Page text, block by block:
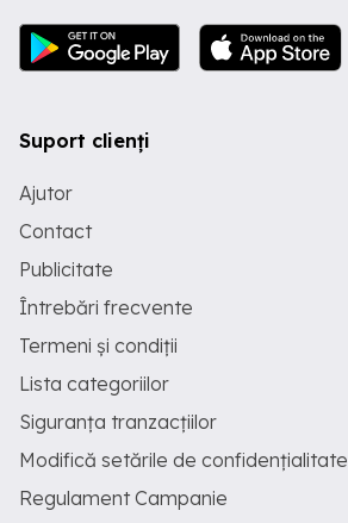
Suport clienți
Ajutor
Contact
Publicitate
Întrebări frecvente
Termeni și condiții
Lista categoriilor
Siguranța tranzacțiilor
Modifică setările de confidențialitate
Regulament Campanie